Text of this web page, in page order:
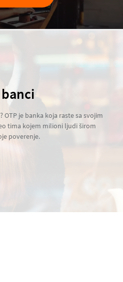
OTP je banka koja raste sa svojim
tima kojem milioni ljudi širom
poverenje.